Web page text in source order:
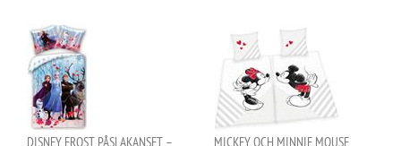
DISNEY FROST PÅSLAKANSET –
MICKEY OCH MINNIE MOUSE